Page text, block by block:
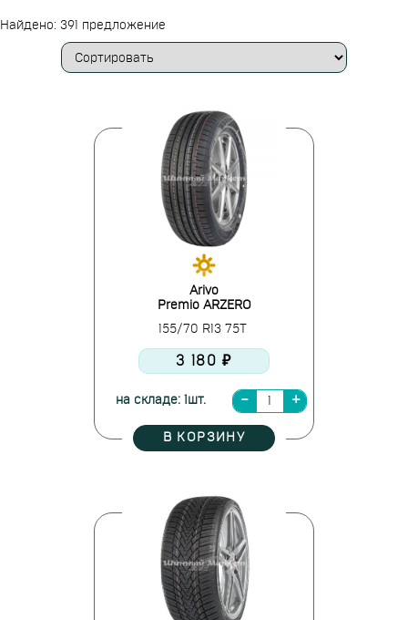
Найдено: 391 предложение
Arivo
Premio ARZERO
155/70 R13 75T
3 180 ₽
на складе: 1шт.
В КОРЗИНУ